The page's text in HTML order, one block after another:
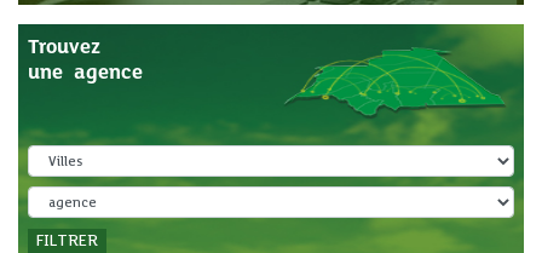
Trouvez
une agence
FILTRER